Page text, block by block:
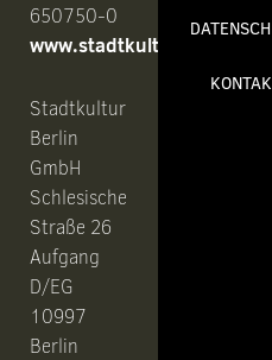
650750-0
www.stadtkultur.de
Stadtkultur
Berlin
GmbH
Schlesische
Straße 26
Aufgang
D/EG
10997
Berlin